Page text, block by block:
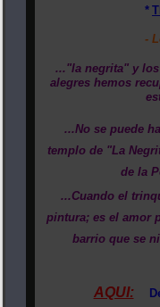
*
-
..."la negrita" y
alegres hemos
...No se puede
templo de "La
de la
...Cuando el
pintura; es el amor
barrio que se
AQUI: